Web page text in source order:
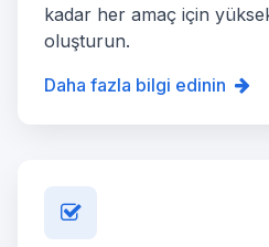
kadar her amaç için
oluşturun.
Daha fazla bilgi edinin